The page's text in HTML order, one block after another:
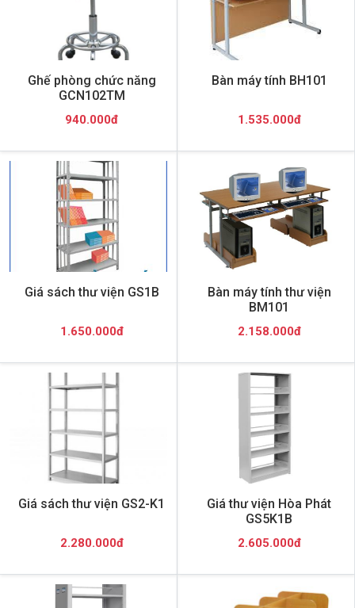
Ghế phòng chức năng
GCN102TM
940.000đ
Bàn máy tính BH101
1.535.000đ
Giá sách thư viện GS1B
1.650.000đ
Bàn máy tính thư viện
BM101
2.158.000đ
Giá sách thư viện GS2-K1
2.280.000đ
Giá thư viện Hòa Phát
GS5K1B
2.605.000đ